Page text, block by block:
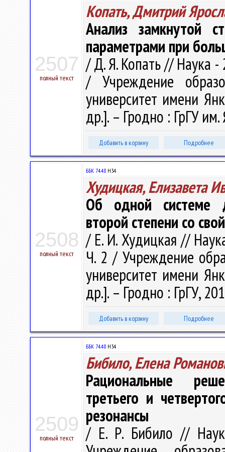
2507
полный текст
Копать, Дмитрий
Анализ замкнутой
параметрами при
/ Д. Я. Копать // Наука -
/ Учреждение
университет имени
др.]. – Гродно : ГрГУ
Добавить в корзину Подробнее
2508
полный текст
ББК 74.48 Н34
Худицкая, Елизавета
Об одной системе
второй степени со
/ Е. И. Худицкая //
Ч. 2 / Учреждение
университет имени
др.]. – Гродно : ГрГУ,
Добавить в корзину Подробнее
2509
полный текст
ББК 74.48 Н34
Бибило, Елена
Рациональные
третьего и
резонансы
/ Е. Р. Бибило //